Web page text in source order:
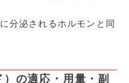
分泌されるホルモンと同
の適応・用量・副